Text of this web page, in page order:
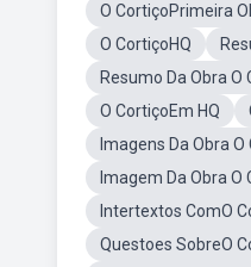
O CortiçoPrimeira
O CortiçoHQ
Resumo Da Obra
O CortiçoEm HQ
Imagens Da Obra
Imagem Da Obra
Intertextos ComO
Questoes SobreO